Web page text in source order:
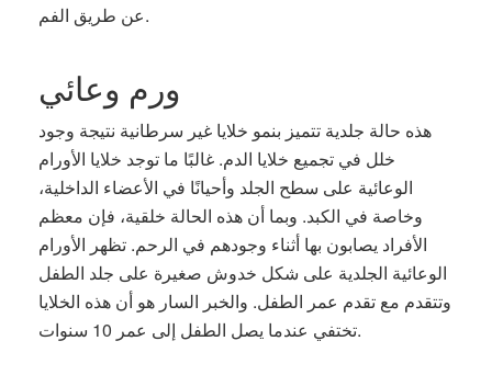
عن طريق الفم.
ورم وعائي
هذه حالة جلدية تتميز بنمو خلايا غير سرطانية نتيجة وجود
خلل في تجميع خلايا الدم. غالبًا ما توجد خلايا الأورام
الوعائية على سطح الجلد وأحيانًا في الأعضاء الداخلية،
وخاصة في الكبد. وبما أن هذه الحالة خلقية، فإن معظم
الأفراد يصابون بها أثناء وجودهم في الرحم. تظهر الأورام
الوعائية الجلدية على شكل خدوش صغيرة على جلد الطفل
وتتقدم مع تقدم عمر الطفل. والخبر السار هو أن هذه الخلايا
تختفي عندما يصل الطفل إلى عمر 10 سنوات.